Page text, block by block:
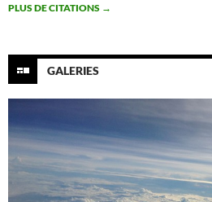
PLUS DE CITATIONS →
GALERIES